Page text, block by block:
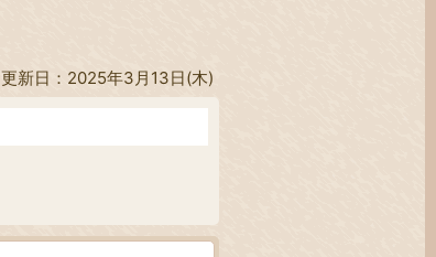
更新日：2025年3月13日(木)